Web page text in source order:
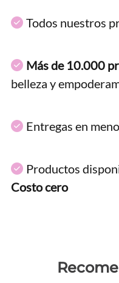
Todos nuestros
Más de 10.000
belleza y
Entregas en
Productos
Costo cero